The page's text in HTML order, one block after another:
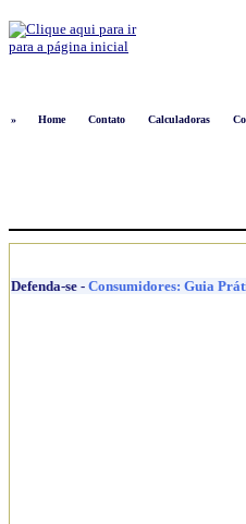
»
Home Contato Calculadoras
Defenda-se - Consumidores: Guia